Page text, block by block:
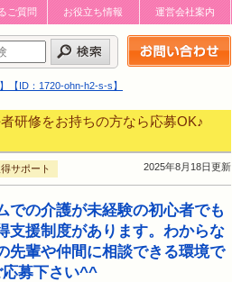
運営会社案内
お役立ち情報
ご質問
【ID：1720-ohn-h2-s-s】
研修をお持ちの方なら応募OK♪
サポート 2025年8月18日更新
での介護が未経験の初心者でも
支援制度があります。わからな
先輩や仲間に相談できる環境で
募下さい^^